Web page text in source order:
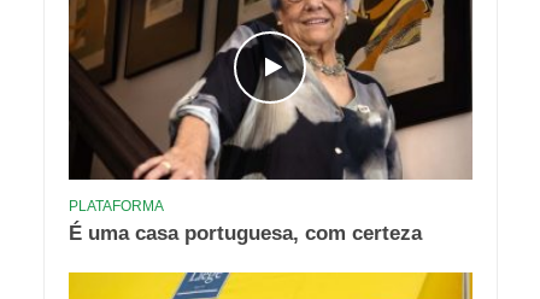
PLATAFORMA
É uma casa portuguesa, com certeza